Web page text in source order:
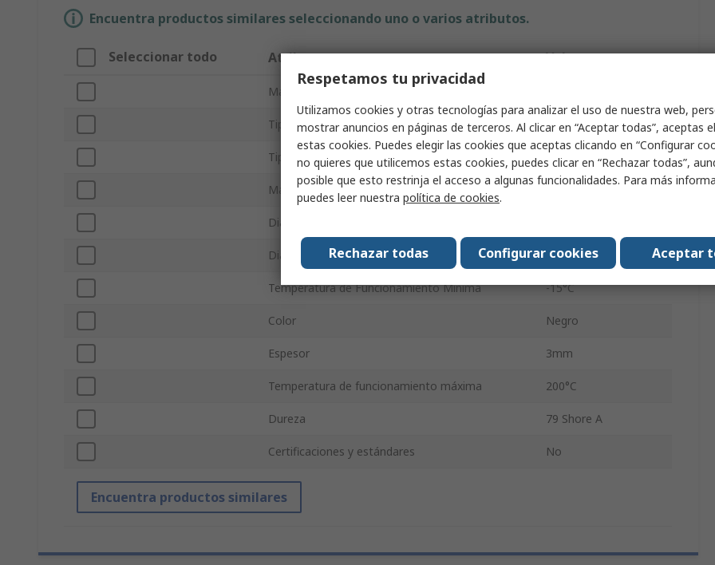
Encuentra productos similares seleccionando uno o varios atributos.
Seleccionar todo Atributo Valor
Marca
Tipo de producto Junta tórica
Tipo Sub Junta tórica
Material
Diámetro interior
Diámetro exterior 14mm
Temperatura de Funcionamiento Mínima -15°C
Color Negro
Espesor 3mm
Temperatura de funcionamiento máxima 200°C
Dureza 79 Shore A
Certificaciones y estándares No
Encuentra productos similares
Respetamos tu privacidad
Utilizamos cookies y otras tecnologías para analizar el uso de nuestra web,
mostrar anuncios en páginas de terceros. Al clicar en “Aceptar todas”, aceptas
estas cookies. Puedes elegir las cookies que aceptas clicando en “Configurar
no quieres que utilicemos estas cookies, puedes clicar en “Rechazar todas”,
posible que esto restrinja el acceso a algunas funcionalidades. Para más
puedes leer nuestra política de cookies.
Aceptar
Configurar cookies
Rechazar todas